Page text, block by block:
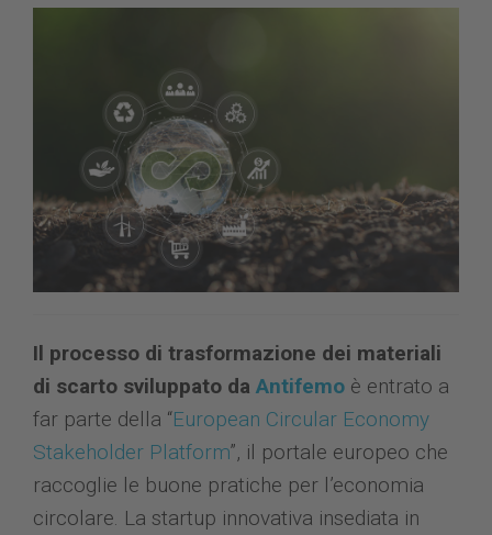
Il processo di trasformazione dei materiali
di scarto sviluppato da Antifemo è entrato a
far parte della “European Circular Economy
Stakeholder Platform”, il portale europeo che
raccoglie le buone pratiche per l’economia
circolare. La startup innovativa insediata in